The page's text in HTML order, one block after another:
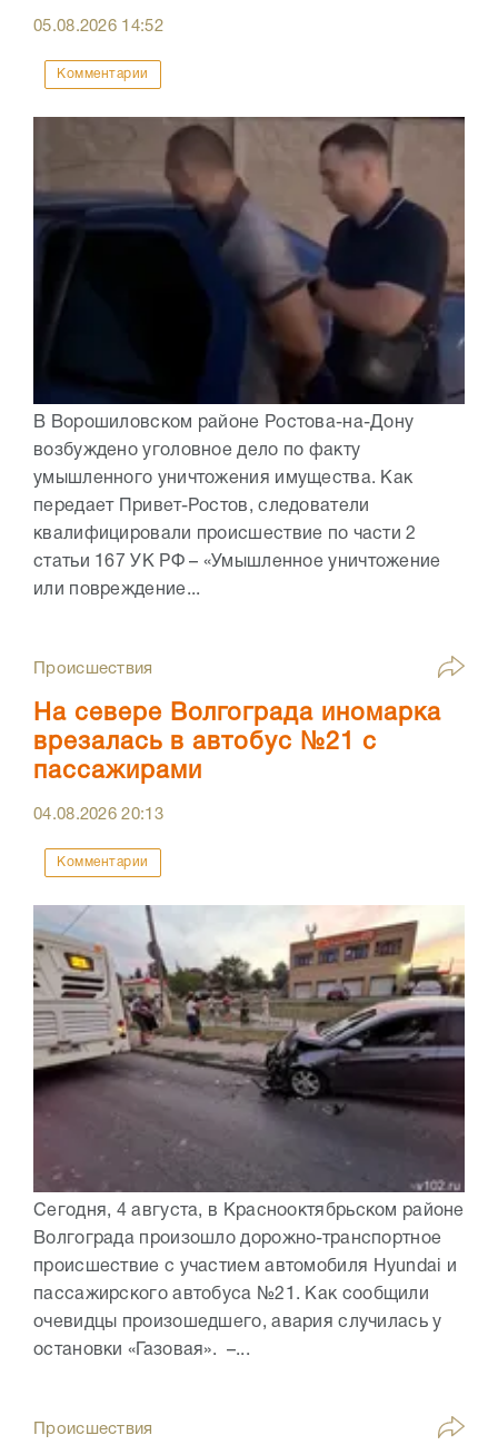
05.08.2026 14:52
Комментарии
В Ворошиловском районе Ростова-на-Дону
возбуждено уголовное дело по факту
умышленного уничтожения имущества. Как
передает Привет-Ростов, следователи
квалифицировали происшествие по части 2
статьи 167 УК РФ – «Умышленное уничтожение
или повреждение...
Происшествия
На севере Волгограда иномарка
врезалась в автобус №21 с
пассажирами
04.08.202620:13
Комментарии
Сегодня, 4 августа, в Краснооктябрьском районе
Волгограда произошло дорожно-транспортное
происшествие с участием автомобиля Hyundai и
пассажирского автобуса №21. Как сообщили
очевидцы произошедшего, авария случилась у
остановки «Газовая». –...
Происшествия